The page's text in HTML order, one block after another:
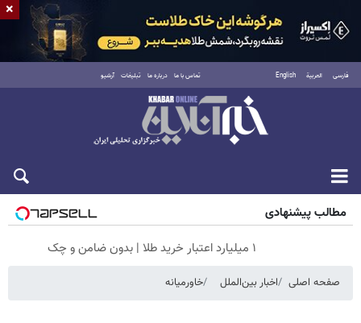
فارسی العربية English تماس با ما درباره ما تبلیغات آرشیو
جمعه ۱۶ مرداد ۱۴۰۵
مطالب پیشنهادی
۱ میلیارد اعتبار خرید طلا | بدون ضامن و چک
صفحه اصلی اخبار بین‌الملل خاورمیانه
×